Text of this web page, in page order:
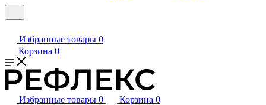
Избранные товары 0
Корзина 0
Избранные товары 0 Корзина 0